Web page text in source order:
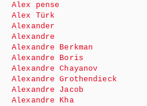
Alex pense
Alex Türk
Alexander
Alexandre
Alexandre Berkman
Alexandre Boris
Alexandre Chayanov
Alexandre Grothendieck
Alexandre Jacob
Alexandre Kha